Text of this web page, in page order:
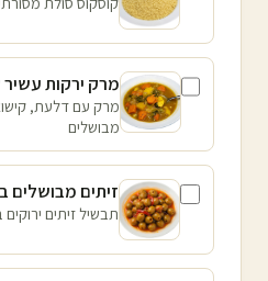
מרק ירקות
מרק עם דלעת,
מבושלים
זיתים מבושלים
תבשיל זיתים ירוקים